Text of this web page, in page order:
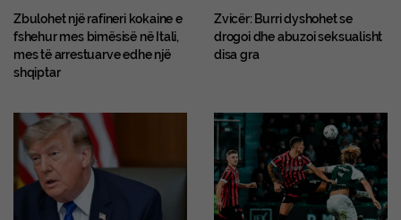
Zbulohet një rafineri kokaine e
fshehur mes bimësisë në Itali,
mes të arrestuarve edhe një
shqiptar
Zvicër: Burri dyshohet se
drogoi dhe abuzoi seksualisht
disa gra